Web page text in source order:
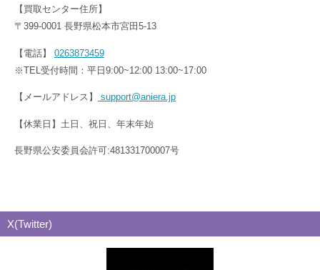
【買取センター住所】
〒399-0001 長野県松本市宮田5-13
【電話】 0263873459
※TEL受付時間：平日9:00~12:00 13:00~17:00
【メールアドレス】 support@aniera.jp
【休業日】土日、祝日、年末年始
長野県公安委員会許可:481331700007号
X(Twitter)